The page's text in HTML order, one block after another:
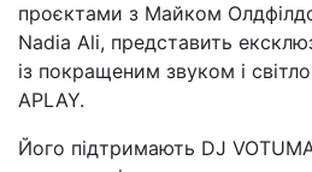
проєктами з Майком
Nadia Ali, представить
із покращеним звуком і
APLAY.
Його підтримають DJ